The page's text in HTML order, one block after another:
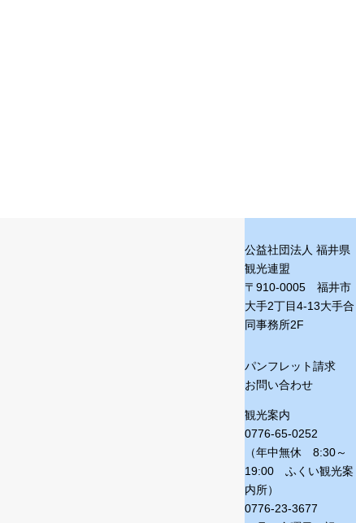
公益社団法人 福井県
観光連盟
〒910-0005 福井市
大手2丁目4-13大手合
同事務所2F
パンフレット請求
お問い合わせ
観光案内
0776-65-0252
（年中無休 8:30～
19:00 ふくい観光案
内所）
0776-23-3677